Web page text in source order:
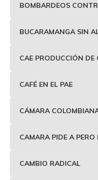
BOMBARDEOS
BUCARAMANGA SIN
CAE PRODUCCIÓN DE
CAFÉ EN EL PAE
CÁMARA
CAMARA PIDE A
CAMBIO RADICAL